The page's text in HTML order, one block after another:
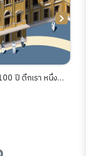
ปี ตึกเรา หนึ่ง